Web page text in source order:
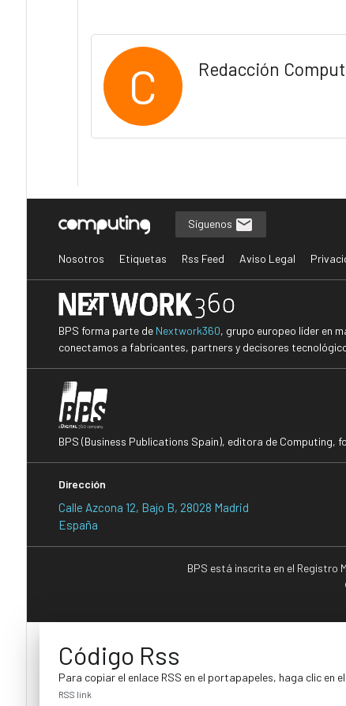
C Redacción
Síguenos
Nosotros Etiquetas Rss Feed Aviso Legal
BPS forma parte de Nextwork360, grupo europeo líder en
conectamos a fabricantes, partners y decisores
BPS (Business Publications Spain), editora de Computing,
Dirección
Calle Azcona 12, Bajo B, 28028 Madrid
España
BPS está inscrita en el Registro
Código Rss
Para copiar el enlace RSS en el portapapeles, haga clic en
RSS link